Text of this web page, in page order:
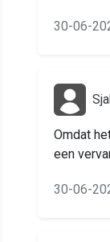
30-06-
Omdat
een
30-06-